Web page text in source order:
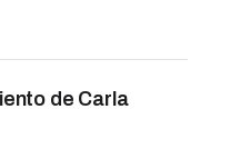
de Carla